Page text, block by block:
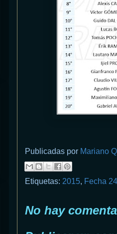
Publicadas por Mariano
Etiquetas: 2015, Fecha 24
No hay